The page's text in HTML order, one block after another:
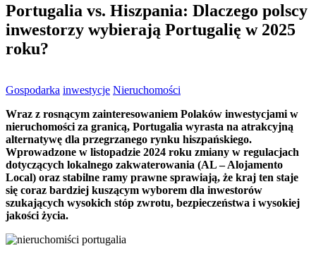
Portugalia vs. Hiszpania: Dlaczego polscy
inwestorzy wybierają Portugalię w 2025
roku?
Gospodarka inwestycje Nieruchomości
Wraz z rosnącym zainteresowaniem Polaków inwestycjami w
nieruchomości za granicą, Portugalia wyrasta na atrakcyjną
alternatywę dla przegrzanego rynku hiszpańskiego.
Wprowadzone w listopadzie 2024 roku zmiany w regulacjach
dotyczących lokalnego zakwaterowania (AL – Alojamento
Local) oraz stabilne ramy prawne sprawiają, że kraj ten staje
się coraz bardziej kuszącym wyborem dla inwestorów
szukających wysokich stóp zwrotu, bezpieczeństwa i wysokiej
jakości życia.